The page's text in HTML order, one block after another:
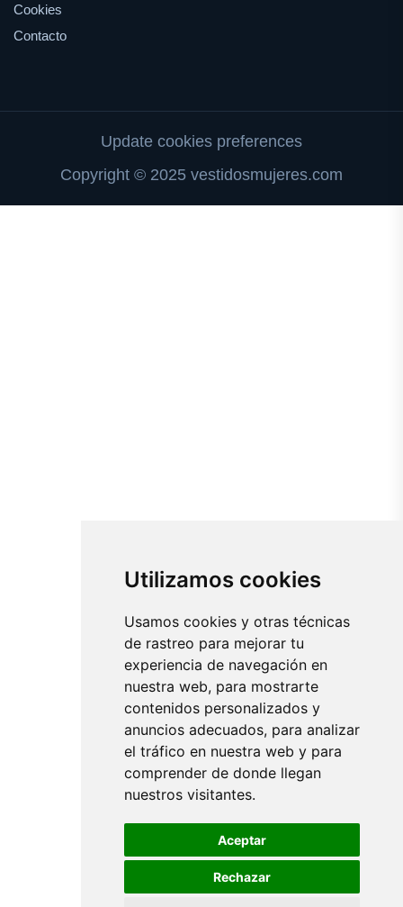
Utilizamos cookies
Usamos cookies y otras técnicas
de rastreo para mejorar tu
experiencia de navegación en
nuestra web, para mostrarte
contenidos personalizados y
anuncios adecuados, para analizar
el tráfico en nuestra web y para
comprender de donde llegan
nuestros visitantes.
Aceptar
Rechazar
Cookies
Contacto
Update cookies preferences
Copyright © 2025 vestidosmujeres.com